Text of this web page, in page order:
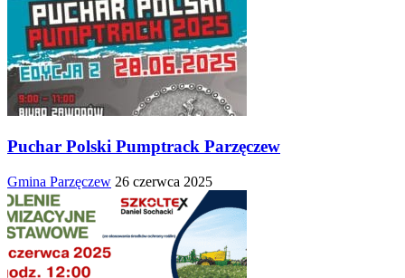
Puchar Polski Pumptrack Parzęczew
Gmina Parzęczew 26 czerwca 2025